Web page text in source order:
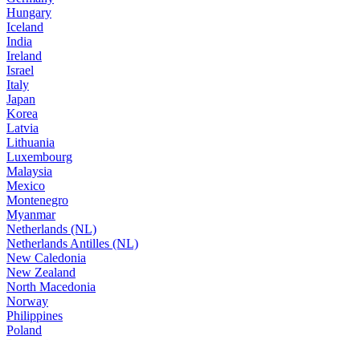
Hungary
Iceland
India
Ireland
Israel
Italy
Japan
Korea
Latvia
Lithuania
Luxembourg
Malaysia
Mexico
Montenegro
Myanmar
Netherlands (NL)
Netherlands Antilles (NL)
New Caledonia
New Zealand
North Macedonia
Norway
Philippines
Poland